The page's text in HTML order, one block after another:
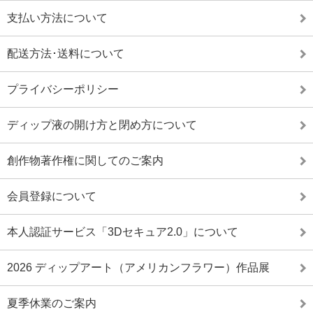
支払い方法について
配送方法･送料について
プライバシーポリシー
ディップ液の開け方と閉め方について
創作物著作権に関してのご案内
会員登録について
本人認証サービス「3Dセキュア2.0」について
2026 ディップアート（アメリカンフラワー）作品展
夏季休業のご案内